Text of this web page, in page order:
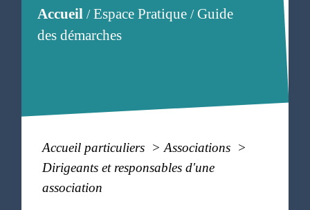
Accueil/Espace Pratique/Guide
des démarches
Accueil particuliers > Associations >
Dirigeants et responsables d'une
association